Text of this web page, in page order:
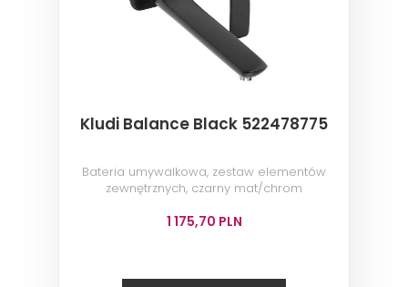
Kludi Balance Black 522478775
Bateria umywalkowa, zestaw elementów
zewnętrznych, czarny mat/chrom
1 175,70 PLN